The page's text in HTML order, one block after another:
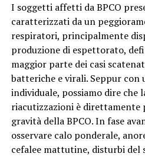
I soggetti affetti da BPCO
caratterizzati da un
respiratori, principalmente
produzione di espettorato,
maggior parte dei casi
batteriche e virali. Seppur con
individuale, possiamo dire che
riacutizzazioni è direttamente
gravità della BPCO. In fase
osservare calo ponderale,
cefalee mattutine, disturbi del